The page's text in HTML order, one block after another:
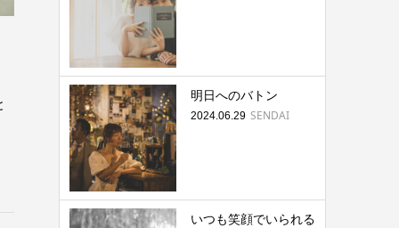
明日へのバトン
2024.06.29 SENDAI
いつも笑顔でいられる